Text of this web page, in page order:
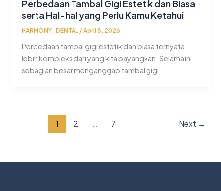
Perbedaan Tambal Gigi Estetik dan Biasa
serta Hal-hal yang Perlu Kamu Ketahui
HARMONY_DENTAL /April 8, 2026
Perbedaan tambal gigi estetik dan biasa ternyata
lebih kompleks dari yang kita bayangkan. Selama ini,
sebagian besar menganggap tambal gigi
1 2 … 7 Next →